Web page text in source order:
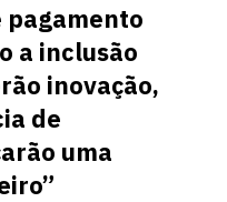
pagamento
a inclusão
inovação,
de
uma